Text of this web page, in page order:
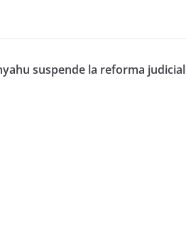
suspende la reforma judicial